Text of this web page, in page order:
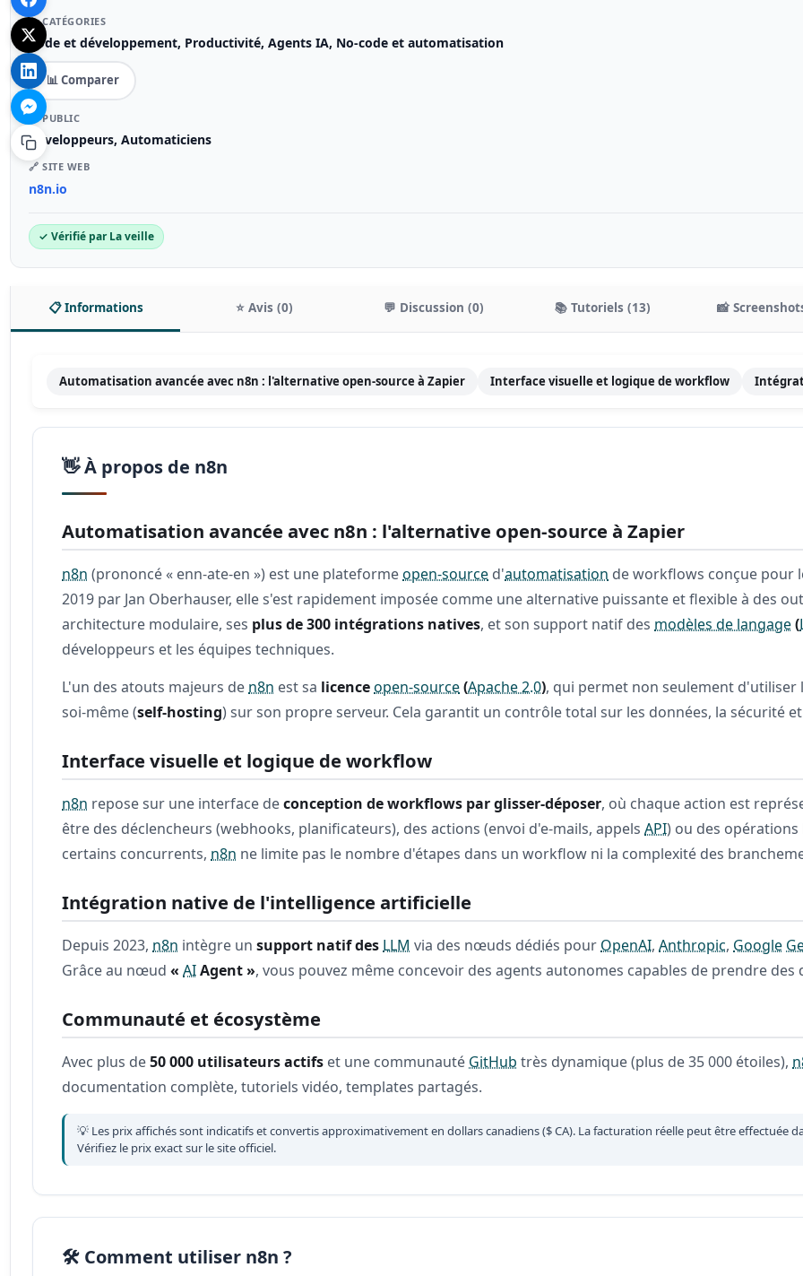
📁 CATÉGORIES
Code et développement, Productivité, Agents IA, No-code et automatisation
📊 Comparer
🎯 PUBLIC
Développeurs, Automaticiens
🔗 SITE WEB
n8n.io
✓ Vérifié par La veille
📋 Informations ⭐ Avis (0) 💬 Discussion (0) 📚 Tutoriels (13) 📸
Automatisation avancée avec n8n : l'alternative open-source à Zapier Interface visuelle et logique de workflow
👋 À propos de n8n
Automatisation avancée avec n8n : l'alternative open-source à Zapier
n8n (prononcé « enn-ate-en ») est une plateformeopen-source d'automatisation de workflows conçue pour
2019 par Jan Oberhauser, elle s'est rapidement imposée comme une alternative puissante et flexible à des
architecture modulaire, ses plus de 300 intégrations natives, et son support natif des modèles de langage(
développeurs et les équipes techniques.
L'un des atouts majeurs de n8n est sa licenceopen-source(Apache 2.0), qui permet non seulement
soi-même (self-hosting) sur son propre serveur. Cela garantit un contrôle total sur les données, la sécurité
Interface visuelle et logique de workflow
n8n repose sur une interface deconception de workflows par glisser-déposer, où chaque action est
être des déclencheurs (webhooks, planificateurs), des actions (envoi d'e-mails, appelsAPI) ou des
certains concurrents, n8n ne limite pas le nombre d'étapes dans un workflow ni la complexité des
Intégration native de l'intelligence artificielle
Depuis 2023, n8n intègre unsupport natif des LLM via des nœuds dédiés pour OpenAI,Anthropic, Google
Grâce au nœud«AIAgent », vous pouvez même concevoir des agents autonomes capables de prendre des
Communauté et écosystème
Avec plus de50 000 utilisateurs actifs et une communauté GitHub très dynamique (plus de 35 000 étoiles),
documentation complète, tutoriels vidéo, templates partagés.
💡 Les prix affichés sont indicatifs et convertis approximativement en dollars canadiens ($ CA). La facturation réelle peut être effectuée
Vérifiez le prix exact sur le site officiel.
🛠️ Comment utiliser n8n ?